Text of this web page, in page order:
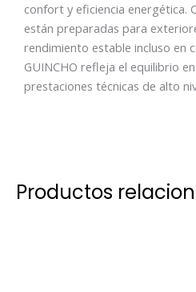
confort y eficiencia energética.
están preparadas para
rendimiento estable incluso en
GUINCHO refleja el equilibrio
prestaciones técnicas de alto
Productos